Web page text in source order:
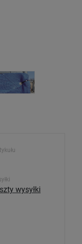
wysyłki